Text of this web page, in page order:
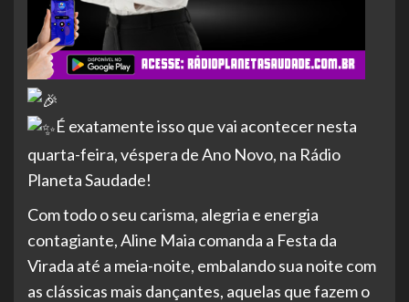
É exatamente isso que vai acontecer nesta
quarta-feira, véspera de Ano Novo, na Rádio
Planeta Saudade!
Com todo o seu carisma, alegria e energia
contagiante, Aline Maia comanda a Festa da
Virada até a meia-noite, embalando sua noite com
as clássicas mais dançantes, aquelas que fazem o